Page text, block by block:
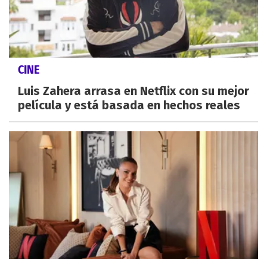
CINE
Luis Zahera arrasa en Netflix con su mejor
película y está basada en hechos reales